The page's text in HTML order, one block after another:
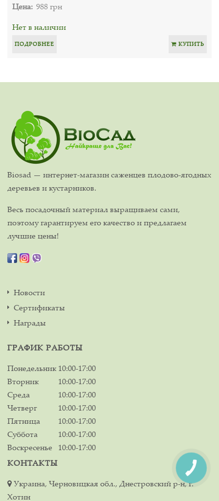
Цена: 988 грн
Нет в наличии
ПОДРОБНЕЕ КУПИТЬ
Biosad — интернет-магазин саженцев плодово-ягодных
деревьев и кустарников.
Весь посадочный материал выращиваем сами,
поэтому гарантируем его качество и предлагаем
лучшие цены!
Новости
Сертификаты
Награды
ГРАФИК РАБОТЫ
Понедельник 10:00-17:00
Вторник
10:00-17:00
Среда
10:00-17:00
Четверг
10:00-17:00
Пятница
10:00-17:00
Суббота
10:00-17:00
Воскресенье
10:00-17:00
КОНТАКТЫ
Украина, Черновицкая обл., Днестровский р-н, г.
Хотин